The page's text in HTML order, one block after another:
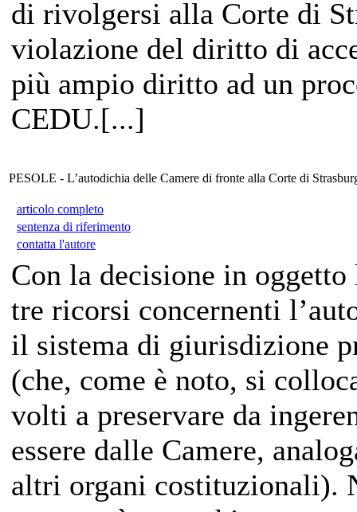
di rivolgersi alla Corte di
violazione del diritto di
più ampio diritto ad un
CEDU.[...]
PESOLE - L’autodichia delle Camere di fronte alla Corte di
articolo completo
sentenza di riferimento
contatta l'autore
Con la decisione in
tre ricorsi concernenti
il sistema di giurisdizione
(che, come è noto, si
volti a preservare da
essere dalle Camere,
altri organi costituzionali).